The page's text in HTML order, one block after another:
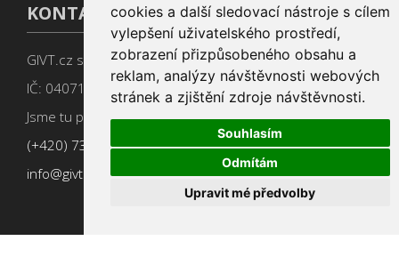
cookies a další sledovací nástroje s cílem
vylepšení uživatelského prostředí,
zobrazení přizpůsobeného obsahu a
reklam, analýzy návštěvnosti webových
stránek a zjištění zdroje návštěvnosti.
Souhlasím
Odmítám
Upravit mé předvolby
KONTAKT
GIVT.cz s. r. o., Dolní nám. 16, 779 00 Olomouc
IČ: 04071433
Jsme tu pro Vás od 9:00 do 17:00
(+420) 737 266 402
info@givt.cz